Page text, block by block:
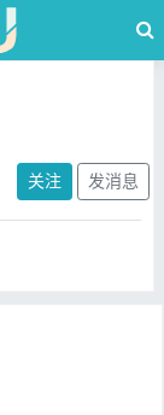
关注 发消息